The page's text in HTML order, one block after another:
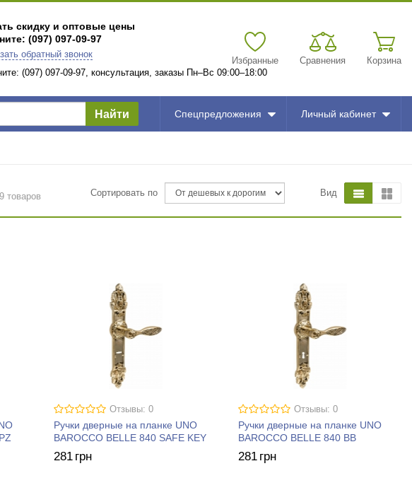
скидку и оптовые цены
(097) 097-09-97
обратный звонок
(097) 097-09-97, консультация, заказы Пн–Вс 09:00–18:00
Избранные Сравнения Корзина
Найти Спецпредложения Личный кабинет
товаров Сортировать по Вид
Отзывы: 0
Ручки дверные на планке UNO
BAROCCO BELLE 840 SAFE KEY
281 грн
Отзывы: 0
Ручки дверные на планке UNO
BAROCCO BELLE 840 BB
281 грн